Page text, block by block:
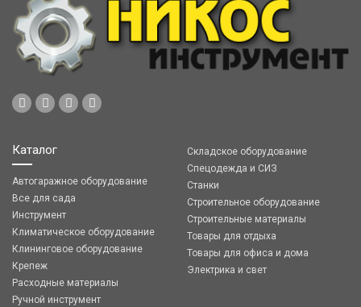
Каталог
Автогаражное оборудование
Все для сада
Инструмент
Климатическое оборудование
Клининговое оборудование
Крепеж
Расходные материалы
Ручной инструмент
Складское оборудование
Спецодежда и СИЗ
Станки
Строительное оборудование
Строительные материалы
Товары для отдыха
Товары для офиса и дома
Электрика и свет